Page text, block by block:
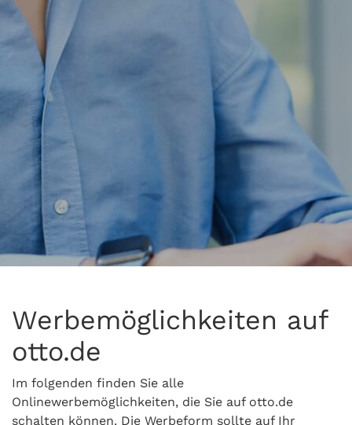
Werbemöglichkeiten auf
otto.de
Im folgenden finden Sie alle
Onlinewerbemöglichkeiten, die Sie auf otto.de
schalten können. Die Werbeform sollte auf Ihr